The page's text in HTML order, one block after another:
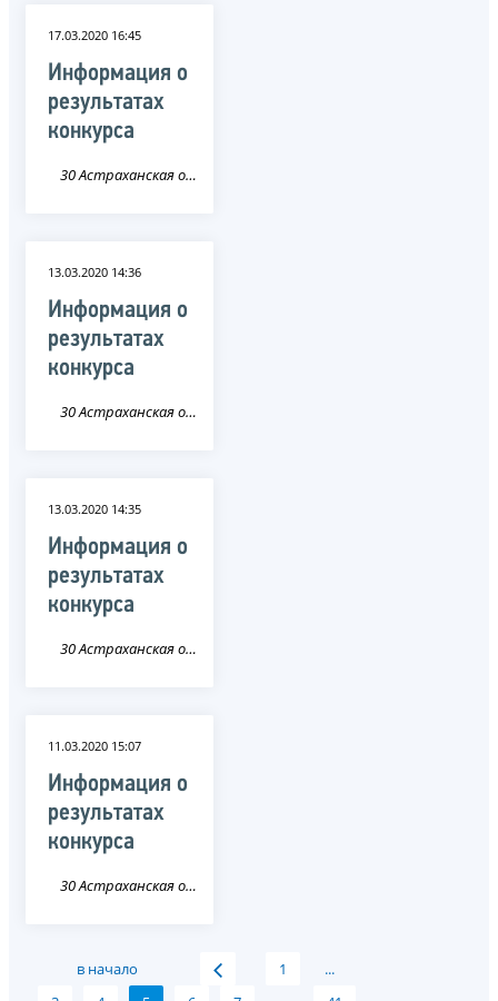
17.03.2020 16:45
Информация о
результатах
конкурса
30 Астраханская область
13.03.2020 14:36
Информация о
результатах
конкурса
30 Астраханская область
13.03.2020 14:35
Информация о
результатах
конкурса
30 Астраханская область
11.03.2020 15:07
Информация о
результатах
конкурса
30 Астраханская область
в начало 1
...